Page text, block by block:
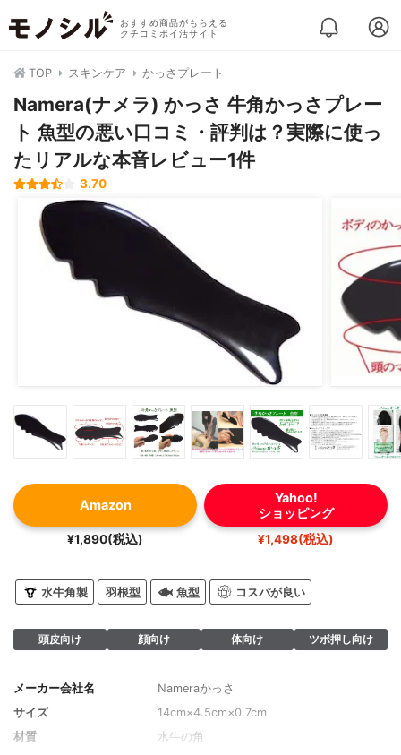
おすすめ商品がもらえる
クチコミポイ活サイト
TOP スキンケア かっさプレート
Namera(ナメラ) かっさ 牛角かっさプレー
ト 魚型の悪い口コミ・評判は？実際に使っ
たリアルな本音レビュー1件
3.70
Amazon
¥1,890(税込)
Yahoo!
ショッピング
¥1,498(税込)
水牛角製 羽根型 魚型 コスパが良い
頭皮向け 顔向け 体向け ツボ押し向け
メーカー会社名
Nameraかっさ
サイズ
14cm×4.5cm×0.7cm
材質
水牛の角